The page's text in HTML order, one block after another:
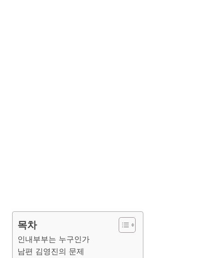
목차
인내부부는 누구인가
남편 김영진의 문제